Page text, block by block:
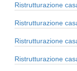
Ristrutturazione
Ristrutturazione
Ristrutturazione
Ristrutturazione